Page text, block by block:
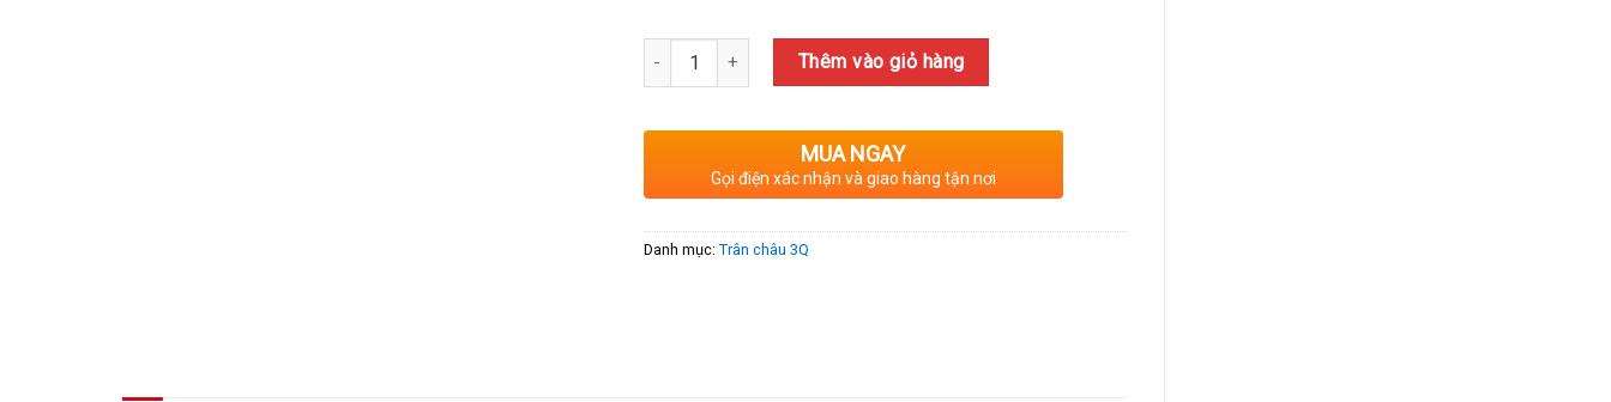
Số lượng Thêm vào giỏ hàng
MUA NGAY
Gọi điện xác nhận và giao hàng tận nơi
Danh mục: Trân châu 3Q